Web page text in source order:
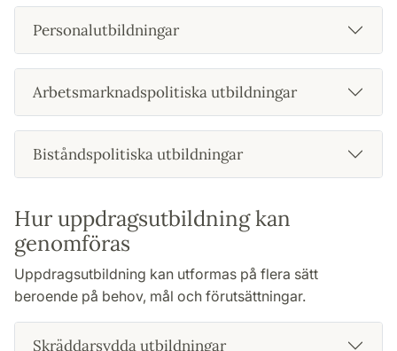
Personalutbildningar
Arbetsmarknadspolitiska utbildningar
Biståndspolitiska utbildningar
Hur uppdragsutbildning kan
genomföras
Uppdragsutbildning kan utformas på flera sätt
beroende på behov, mål och förutsättningar.
Skräddarsydda utbildningar